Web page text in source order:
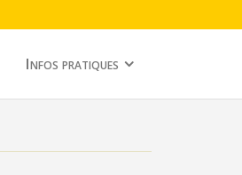
Infos pratiques